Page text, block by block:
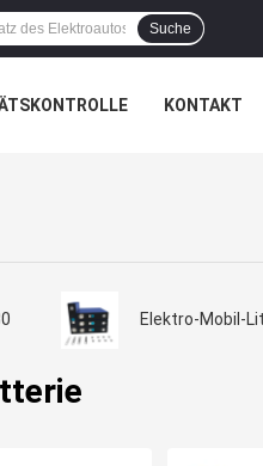
Suche
KONTAKT
Elektro-Mobil-